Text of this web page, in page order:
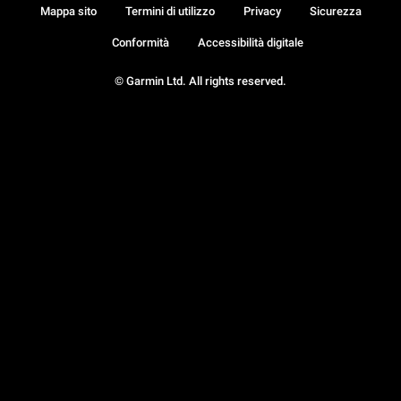
© Garmin Ltd. All rights reserved.
Mappa sito Termini di utilizzo Privacy Sicurezza
Conformità Accessibilità digitale